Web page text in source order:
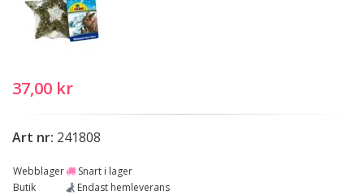
37,00 kr
Art nr: 241808
Webblager
Snart i lager
Butik
Endast hemleverans